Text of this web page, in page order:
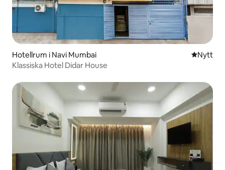
Hotellrum i Navi Mumbai NyttNytt
Klassiska Hotel Didar House